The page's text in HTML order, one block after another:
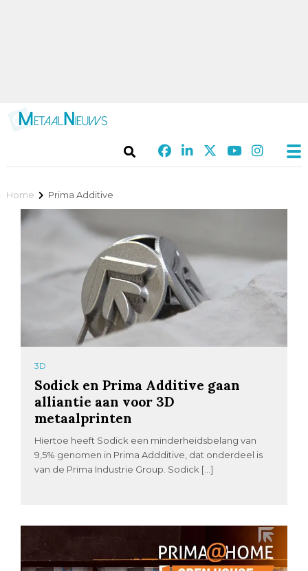
Home Prima Additive
3D
Sodick en Prima Additive gaan
alliantie aan voor 3D
metaalprinten
Hiertoe heeft Sodick een minderheidsbelang van
9,5% genomen in Prima Addditive, dat onderdeel is
van de Prima Industrie Group. Sodick […]